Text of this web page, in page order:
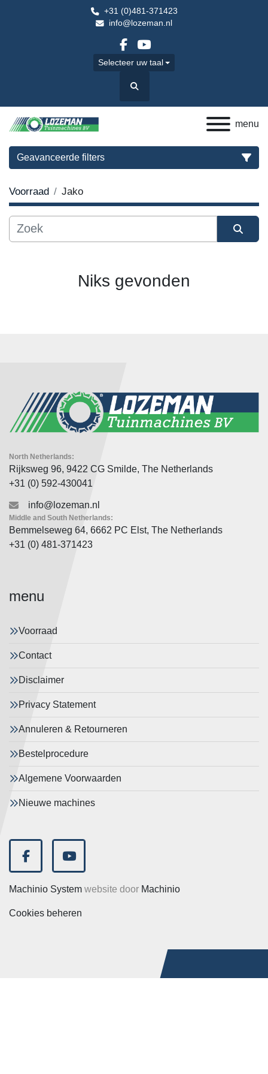
+31 (0)481-371423
info@lozeman.nl
facebook
youtube
Selecteer uw taal
Zoek
menu
Geavanceerde filters
Categorie
Voorraad Jako
Niks gevonden
North Netherlands:
Rijksweg 96, 9422 CG Smilde, The Netherlands
+31 (0) 592-430041
Middle and South Netherlands:
Bemmelseweg 64, 6662 PC Elst, The Netherlands
+31 (0) 481-371423
info@lozeman.nl
menu
Voorraad
Contact
Disclaimer
Privacy Statement
Annuleren & Retourneren
Bestelprocedure
Algemene Voorwaarden
Nieuwe machines
facebookyoutube
Machinio System website door Machinio
Cookies beheren